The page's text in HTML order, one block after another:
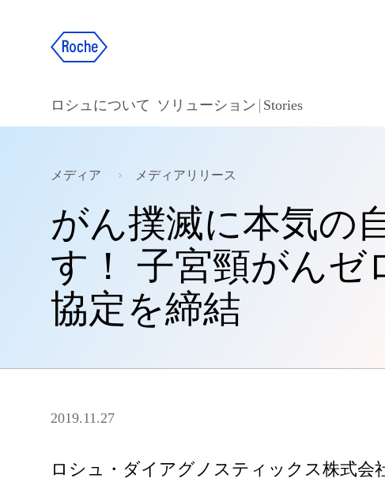
ロシュについて ソリューション Stories
メディア メディアリリース
がん撲滅に本気の
す！ 子宮頸がんゼ
協定を締結
2019.11.27
ロシュ・ダイアグノスティックス株式会